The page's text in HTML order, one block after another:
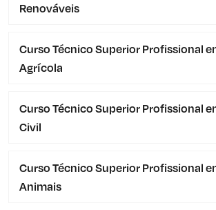
Renováveis
Curso Técnico Superior Profissional
Agrícola
Curso Técnico Superior Profissional
Civil
Curso Técnico Superior Profissional
Animais